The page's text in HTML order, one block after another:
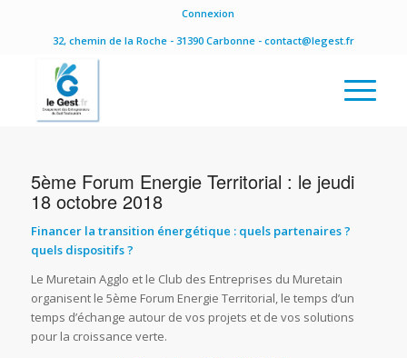
Connexion
32, chemin de la Roche - 31390 Carbonne - contact@legest.fr
5ème Forum Energie Territorial : le jeudi
18 octobre 2018
Financer la transition énergétique : quels partenaires ?
quels dispositifs ?
Le Muretain Agglo et le Club des Entreprises du Muretain
organisent le 5ème Forum Energie Territorial, le temps d’un
temps d’échange autour de vos projets et de vos solutions
pour la croissance verte.